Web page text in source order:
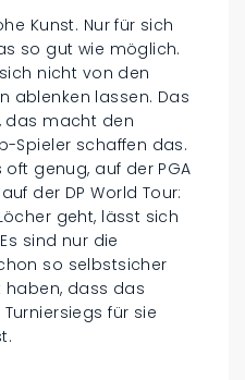
Kunst. Nur für sich
so gut wie möglich.
nicht von den
ablenken lassen. Das
das macht den
Spieler schaffen das.
genug, auf der PGA
der DP World Tour:
geht, lässt sich
sind nur die
so selbstsicher
haben, dass das
für sie